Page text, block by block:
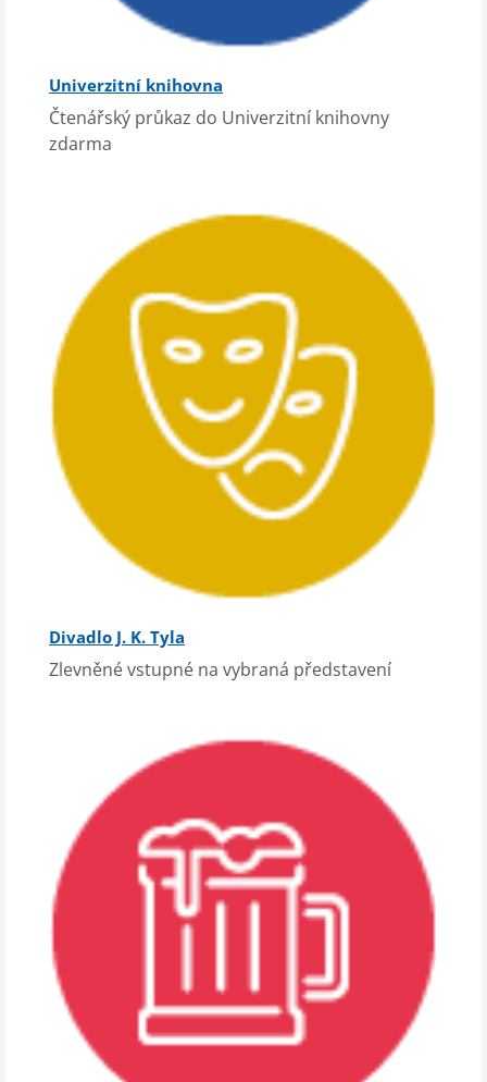
Univerzitní knihovna
Čtenářský průkaz do Univerzitní knihovny
zdarma
Divadlo J. K. Tyla
Zlevněné vstupné na vybraná představení